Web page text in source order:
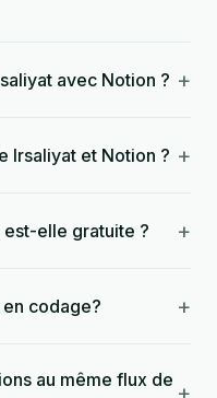
avec Notion ? +
Irsaliyat et Notion ? +
elle gratuite ? +
codage? +
au même flux de +